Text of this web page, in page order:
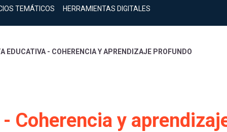
TEMÁTICOS HERRAMIENTAS DIGITALES
EDUCATIVA - COHERENCIA Y APRENDIZAJE PROFUNDO
Coherencia y